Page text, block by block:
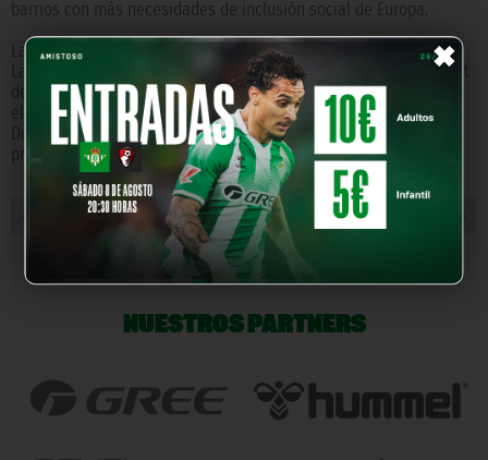
×
barrios con más necesidades de inclusión social de Europa.
La Fundación Real Betis Balompié coordina el proyecto
SIDFOOT .
La Red Europea de Fútbol para el Desarrollo (EFDN), la Universitat
de les Illes Balears, el Ayuntamiento de Liverpool, el Aalborg BK,
el Wiener SC, Save the Dream, la Agencia Metropolitana de
Desarrollo Sostenible de Brasov y Fare son el resto de socios del
proyecto.
« NOTICIA ANTERIOR NOTICIA SIGUIENTE »
NUESTROS PARTNERS